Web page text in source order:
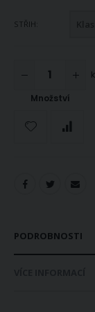
STŘIH
Množství
PODROBNOSTI